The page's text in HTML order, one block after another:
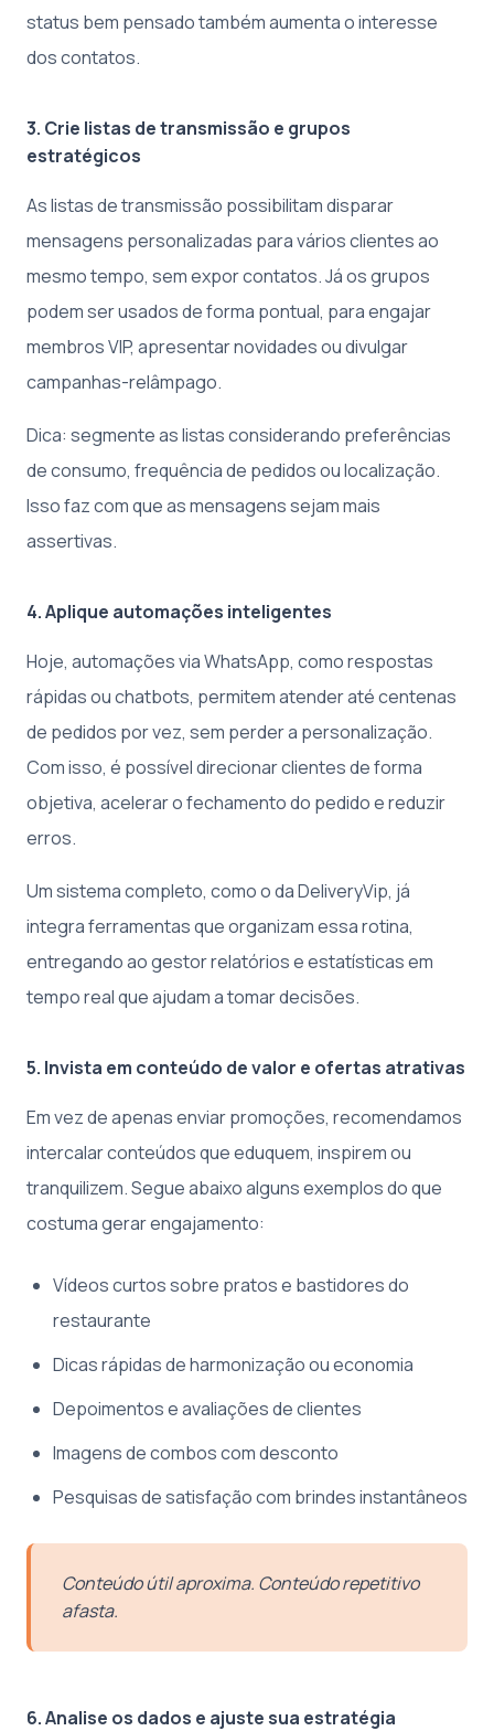
status bem pensado também aumenta o interesse
dos contatos.
3. Crie listas de transmissão e grupos
estratégicos
As listas de transmissão possibilitam disparar
mensagens personalizadas para vários clientes ao
mesmo tempo, sem expor contatos. Já os grupos
podem ser usados de forma pontual, para engajar
membros VIP, apresentar novidades ou divulgar
campanhas-relâmpago.
Dica: segmente as listas considerando preferências
de consumo, frequência de pedidos ou localização.
Isso faz com que as mensagens sejam mais
assertivas.
4. Aplique automações inteligentes
Hoje, automações via WhatsApp, como respostas
rápidas ou chatbots, permitem atender até centenas
de pedidos por vez, sem perder a personalização.
Com isso, é possível direcionar clientes de forma
objetiva, acelerar o fechamento do pedido e reduzir
erros.
Um sistema completo, como o da DeliveryVip, já
integra ferramentas que organizam essa rotina,
entregando ao gestor relatórios e estatísticas em
tempo real que ajudam a tomar decisões.
5. Invista em conteúdo de valor e ofertas atrativas
Em vez de apenas enviar promoções, recomendamos
intercalar conteúdos que eduquem, inspirem ou
tranquilizem. Segue abaixo alguns exemplos do que
costuma gerar engajamento:
Vídeos curtos sobre pratos e bastidores do
restaurante
Dicas rápidas de harmonização ou economia
Depoimentos e avaliações de clientes
Imagens de combos com desconto
Pesquisas de satisfação com brindes instantâneos
Conteúdo útil aproxima. Conteúdo repetitivo
afasta.
6. Analise os dados e ajuste sua estratégia